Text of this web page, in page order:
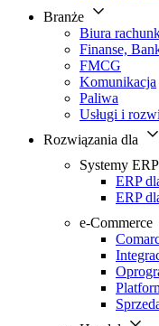
Branże
Biura
Finanse,
FMCG
Komunikacja
Paliwa
Usługi i
Rozwiązania dla
Systemy ERP
ERP
ERP
e-Commerce